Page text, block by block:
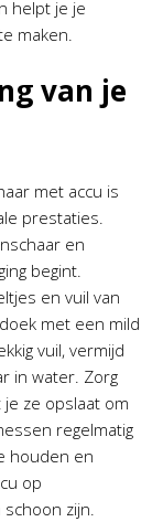
helpt je je
maken.
van je
met accu is
prestaties.
en
begint.
en vuil van
met een mild
vuil, vermijd
in water. Zorg
ze opslaat om
regelmatig
houden en
op
zijn.